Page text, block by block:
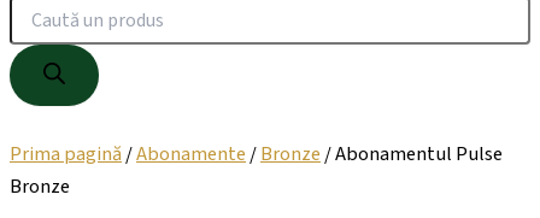
Prima pagină /Abonamente /Bronze / Abonamentul Pulse
Bronze